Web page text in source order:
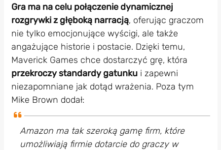
Gra ma na celu połączenie dynamicznej
rozgrywki z głęboką narracją, oferując graczom
nie tylko emocjonujące wyścigi, ale także
angażujące historie i postacie. Dzięki temu,
Maverick Games chce dostarczyć grę, która
przekroczy standardy gatunkui zapewni
niezapomniane jak dotąd wrażenia. Poza tym
Mike Brown dodał:
Amazon ma tak szeroką gamę firm, które
umożliwiają firmie dotarcie do graczy w